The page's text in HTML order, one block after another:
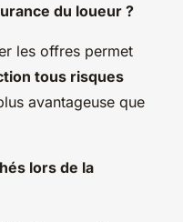
du loueur ?
les offres permet
tous risques
avantageuse que
lors de la